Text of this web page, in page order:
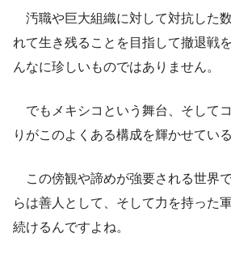
汚職や巨大組織に対して対抗した
れて生き残ることを目指して撤退戦
んなに珍しいものではありません。
でもメキシコという舞台、そして
りがこのよくある構成を輝かせてい
この傍観や諦めが強要される世界
らは善人として、そして力を持った
続けるんですよね。